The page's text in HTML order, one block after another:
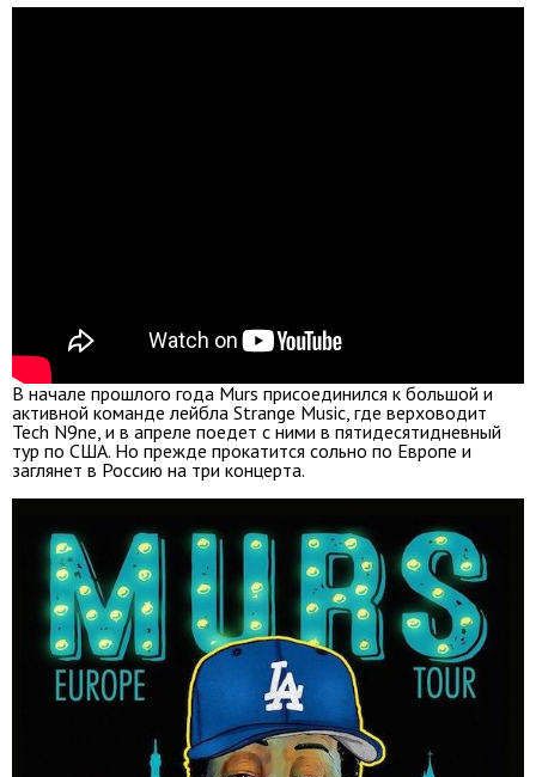
В начале прошлого года Murs присоединился к большой и
активной команде лейбла Strange Music, где верховодит
Tech N9ne, и в апреле поедет с ними в пятидесятидневный
тур по США. Но прежде прокатится сольно по Европе и
заглянет в Россию на три концерта.